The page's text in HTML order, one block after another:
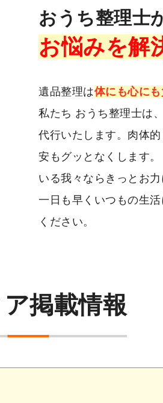
おうち整理士
お悩みを解
遺品整理は体にも心に
私たち おうち整理士は
代行いたします。肉体
安もグッとなくします
いる我々ならきっとお
一日も早くいつもの生
ください。
掲載情報